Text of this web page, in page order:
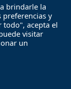
privacidad
brindarle la
preferencias y
todo", acepta el
visitar
un